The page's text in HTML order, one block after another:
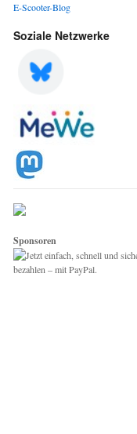
E-Scooter-Blog
Soziale Netzwerke
Sponsoren